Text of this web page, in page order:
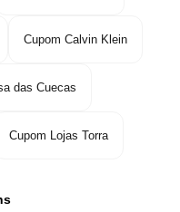
Cupom Calvin Klein
das Cuecas
Cupom Lojas Torra